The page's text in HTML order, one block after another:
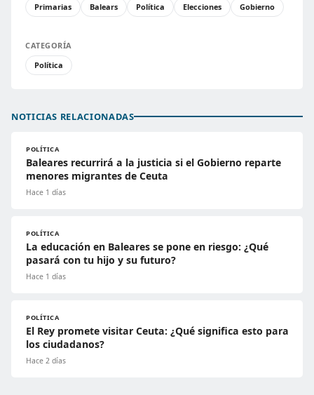
Primarias
Balears Política Elecciones Gobierno
CATEGORÍA
Política
NOTICIAS RELACIONADAS
POLÍTICA
Baleares recurrirá a la justicia si el Gobierno reparte
menores migrantes de Ceuta
Hace 1 días
POLÍTICA
La educación en Baleares se pone en riesgo: ¿Qué
pasará con tu hijo y su futuro?
Hace 1 días
POLÍTICA
El Rey promete visitar Ceuta: ¿Qué significa esto para
los ciudadanos?
Hace 2 días